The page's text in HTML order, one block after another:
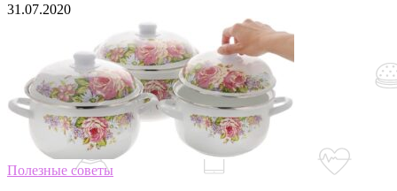
31.07.2020
Полезные советы